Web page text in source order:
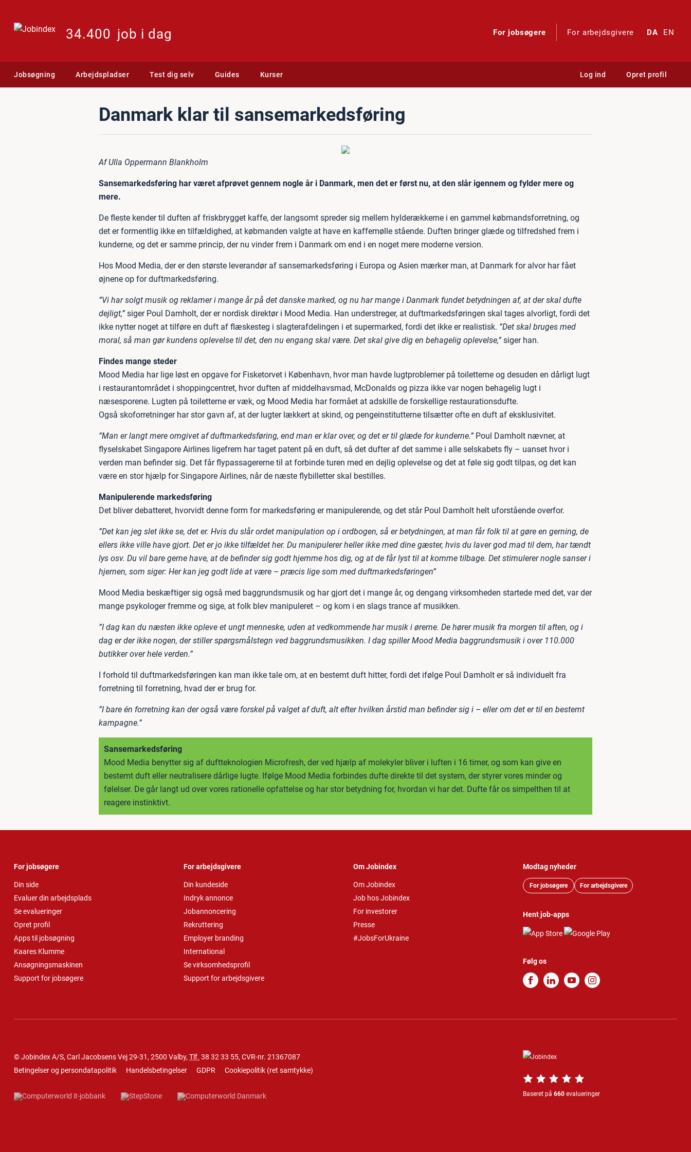
34.400 job i dag For jobsøgere For arbejdsgivere DA EN
Jobsøgning Arbejdspladser Test dig selv Guides Kurser Log ind Opret profil
Danmark klar til sansemarkedsføring
Af Ulla Oppermann Blankholm
Sansemarkedsføring har været afprøvet gennem nogle år i Danmark, men det er først nu, at den slår igennem og fylder mere og
mere.
De fleste kender til duften af friskbrygget kaffe, der langsomt spreder sig mellem hylderækkerne i en gammel købmandsforretning, og
det er formentlig ikke en tilfældighed, at købmanden valgte at have en kaffemølle stående. Duften bringer glæde og tilfredshed frem i
kunderne, og det er samme princip, der nu vinder frem i Danmark om end i en noget mere moderne version.
Hos Mood Media, der er den største leverandør af sansemarkedsføring i Europa og Asien mærker man, at Danmark for alvor har fået
øjnene op for duftmarkedsføring.
”Vi har solgt musik og reklamer i mange år på det danske marked, og nu har mange i Danmark fundet betydningen af, at der skal dufte
dejligt,” siger Poul Damholt, der er nordisk direktør i Mood Media. Han understreger, at duftmarkedsføringen skal tages alvorligt, fordi det
ikke nytter noget at tilføre en duft af flæskesteg i slagterafdelingen i et supermarked, fordi det ikke er realistisk. ”Det skal bruges med
moral, så man gør kundens oplevelse til det, den nu engang skal være. Det skal give dig en behagelig oplevelse,” siger han.
Findes mange steder
Mood Media har lige løst en opgave for Fisketorvet i København, hvor man havde lugtproblemer på toiletterne og desuden en dårligt lugt
i restaurantområdet i shoppingcentret, hvor duften af middelhavsmad, McDonalds og pizza ikke var nogen behagelig lugt i
næsesporene. Lugten på toiletterne er væk, og Mood Media har formået at adskille de forskellige restaurationsdufte.
Også skoforretninger har stor gavn af, at der lugter lækkert at skind, og pengeinstitutterne tilsætter ofte en duft af eksklusivitet.
”Man er langt mere omgivet af duftmarkedsføring, end man er klar over, og det er til glæde for kunderne.” Poul Damholt nævner, at
flyselskabet Singapore Airlines ligefrem har taget patent på en duft, så det dufter af det samme i alle selskabets fly – uanset hvor i
verden man befinder sig. Det får flypassagererne til at forbinde turen med en dejlig oplevelse og det at føle sig godt tilpas, og det kan
være en stor hjælp for Singapore Airlines, når de næste flybilletter skal bestilles.
Manipulerende markedsføring
Det bliver debatteret, hvorvidt denne form for markedsføring er manipulerende, og det står Poul Damholt helt uforstående overfor.
”Det kan jeg slet ikke se, det er. Hvis du slår ordet manipulation op i ordbogen, så er betydningen, at man får folk til at gøre en gerning, de
ellers ikke ville have gjort. Det er jo ikke tilfældet her. Du manipulerer heller ikke med dine gæster, hvis du laver god mad til dem, har tændt
lys osv. Du vil bare gerne have, at de befinder sig godt hjemme hos dig, og at de får lyst til at komme tilbage. Det stimulerer nogle sanser i
hjernen, som siger: Her kan jeg godt lide at være – præcis lige som med duftmarkedsføringen”
Mood Media beskæftiger sig også med baggrundsmusik og har gjort det i mange år, og dengang virksomheden startede med det, var der
mange psykologer fremme og sige, at folk blev manipuleret – og kom i en slags trance af musikken.
”I dag kan du næsten ikke opleve et ungt menneske, uden at vedkommende har musik i ørerne. De hører musik fra morgen til aften, og i
dag er der ikke nogen, der stiller spørgsmålstegn ved baggrundsmusikken. I dag spiller Mood Media baggrundsmusik i over 110.000
butikker over hele verden.”
I forhold til duftmarkedsføringen kan man ikke tale om, at en bestemt duft hitter, fordi det ifølge Poul Damholt er så individuelt fra
forretning til forretning, hvad der er brug for.
”I bare én forretning kan der også være forskel på valget af duft, alt efter hvilken årstid man befinder sig i – eller om det er til en bestemt
kampagne.”
Sansemarkedsføring
Mood Media benytter sig af duftteknologien Microfresh, der ved hjælp af molekyler bliver i luften i 16 timer, og som kan give en
bestemt duft eller neutralisere dårlige lugte. Ifølge Mood Media forbindes dufte direkte til det system, der styrer vores minder og
følelser. De går langt ud over vores rationelle opfattelse og har stor betydning for, hvordan vi har det. Dufte får os simpelthen til at
reagere instinktivt.
For jobsøgere
Din side
Evaluer din arbejdsplads
Se evalueringer
Opret profil
Apps til jobsøgning
Kaares Klumme
Ansøgningsmaskinen
Support for jobsøgere
For arbejdsgivere
Din kundeside
Indryk annonce
Jobannoncering
Rekruttering
Employer branding
International
Se virksomhedsprofil
Support for arbejdsgivere
Om Jobindex
Om Jobindex
Job hos Jobindex
For investorer
Presse
#JobsForUkraine
Modtag nyheder
For jobsøgere For arbejdsgivere
Hent job-apps
Følg os
© Jobindex A/S, Carl Jacobsens Vej 29-31, 2500 Valby, Tlf. 38 32 33 55, CVR-nr. 21367087
Betingelser og persondatapolitik
Handelsbetingelser GDPR Cookiepolitik (ret samtykke)
Baseret på 660 evalueringer